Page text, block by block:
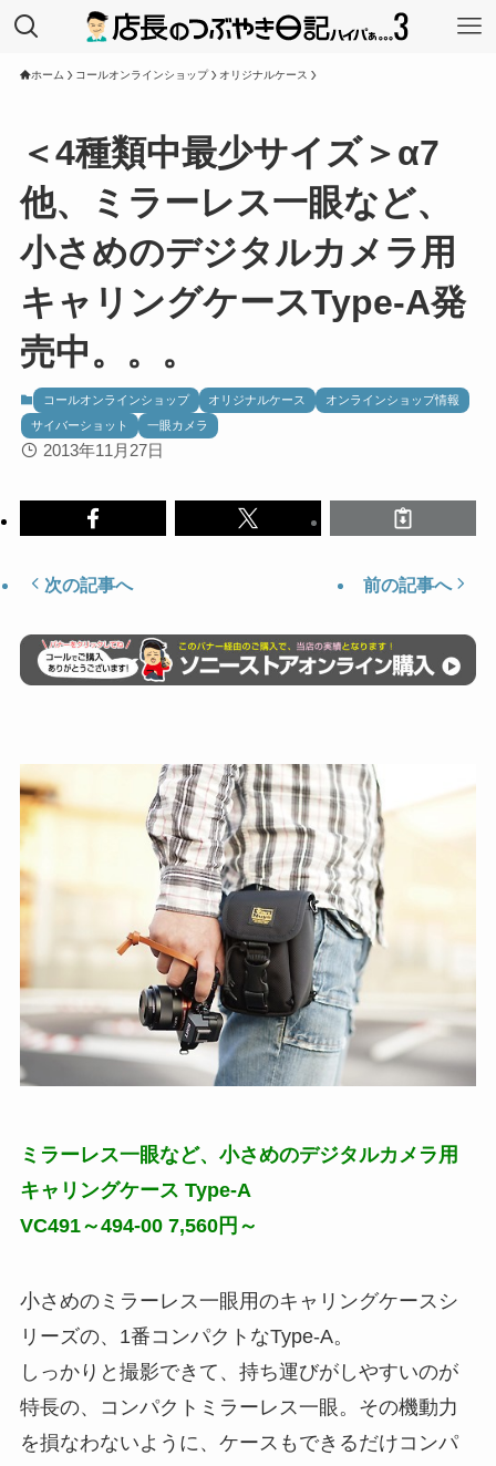
ホーム コールオンラインショップ オリジナルケース
＜4種類中最少サイズ＞α7
他、ミラーレス一眼など、
小さめのデジタルカメラ用
キャリングケースType-A発
売中。。。
コールオンラインショップ オリジナルケース
オンラインショップ情報
サイバーショット
一眼カメラ
2013年11月27日
次の記事へ 前の記事へ
ミラーレス一眼など、小さめのデジタルカメラ用
キャリングケース Type-A
VC491～494-00 7,560円～
小さめのミラーレス一眼用のキャリングケースシ
リーズの、1番コンパクトなType-A。
しっかりと撮影できて、持ち運びがしやすいのが
特長の、コンパクトミラーレス一眼。その機動力
を損なわないように、ケースもできるだけコンパ